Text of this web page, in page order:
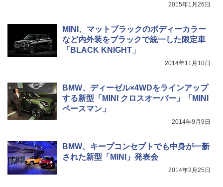
2015年1月26日
MINI、マットブラックのボディーカラー
など内外装をブラックで統一した限定車
「BLACK KNIGHT」
2014年11月10日
BMW、ディーゼル×4WDをラインアップ
する新型「MINI クロスオーバー」「MINI
ペースマン」
2014年9月9日
BMW、キープコンセプトでも中身が一新
された新型「MINI」発表会
2014年3月25日